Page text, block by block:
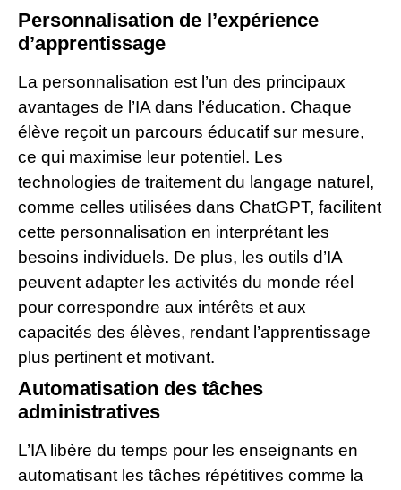
Personnalisation de l’expérience
d’apprentissage
La personnalisation est l’un des principaux
avantages de l’IA dans l’éducation. Chaque
élève reçoit un parcours éducatif sur mesure,
ce qui maximise leur potentiel. Les
technologies de traitement du langage naturel,
comme celles utilisées dans ChatGPT, facilitent
cette personnalisation en interprétant les
besoins individuels. De plus, les outils d’IA
peuvent adapter les activités du monde réel
pour correspondre aux intérêts et aux
capacités des élèves, rendant l’apprentissage
plus pertinent et motivant.
Automatisation des tâches
administratives
L’IA libère du temps pour les enseignants en
automatisant les tâches répétitives comme la